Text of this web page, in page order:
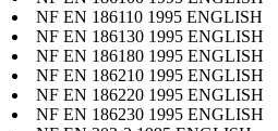
NF EN 186110 1995 ENGLISH
NF EN 186130 1995 ENGLISH
NF EN 186180 1995 ENGLISH
NF EN 186210 1995 ENGLISH
NF EN 186220 1995 ENGLISH
NF EN 186230 1995 ENGLISH